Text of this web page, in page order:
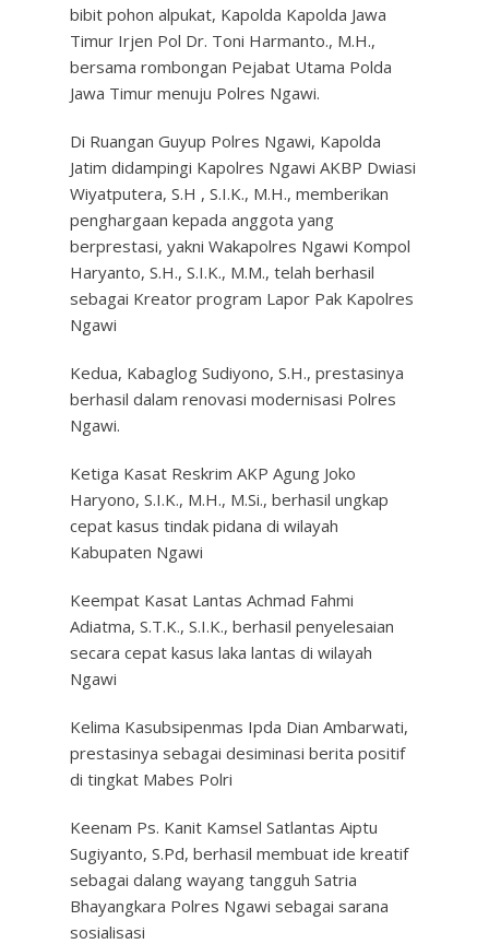
bibit pohon alpukat, Kapolda Kapolda Jawa
Timur Irjen Pol Dr. Toni Harmanto., M.H.,
bersama rombongan Pejabat Utama Polda
Jawa Timur menuju Polres Ngawi.
Di Ruangan Guyup Polres Ngawi, Kapolda
Jatim didampingi Kapolres Ngawi AKBP Dwiasi
Wiyatputera, S.H , S.I.K., M.H., memberikan
penghargaan kepada anggota yang
berprestasi, yakni Wakapolres Ngawi Kompol
Haryanto, S.H., S.I.K., M.M., telah berhasil
sebagai Kreator program Lapor Pak Kapolres
Ngawi
Kedua, Kabaglog Sudiyono, S.H., prestasinya
berhasil dalam renovasi modernisasi Polres
Ngawi.
Ketiga Kasat Reskrim AKP Agung Joko
Haryono, S.I.K., M.H., M.Si., berhasil ungkap
cepat kasus tindak pidana di wilayah
Kabupaten Ngawi
Keempat Kasat Lantas Achmad Fahmi
Adiatma, S.T.K., S.I.K., berhasil penyelesaian
secara cepat kasus laka lantas di wilayah
Ngawi
Kelima Kasubsipenmas Ipda Dian Ambarwati,
prestasinya sebagai desiminasi berita positif
di tingkat Mabes Polri
Keenam Ps. Kanit Kamsel Satlantas Aiptu
Sugiyanto, S.Pd, berhasil membuat ide kreatif
sebagai dalang wayang tangguh Satria
Bhayangkara Polres Ngawi sebagai sarana
sosialisasi